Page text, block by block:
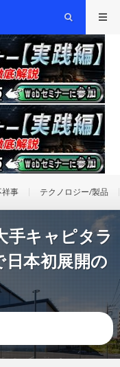
祥事 テクノロジー/製品
手キャピタラ
日本初展開の